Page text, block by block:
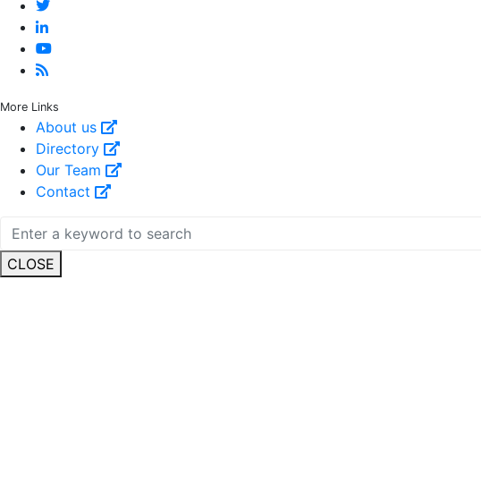
More Links
About us
Directory
Our Team
Contact
CLOSE